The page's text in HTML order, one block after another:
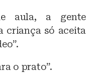
aula, a gente
criança só aceita
o prato”.